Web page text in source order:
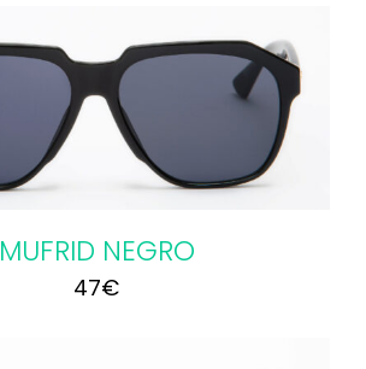
MUFRID NEGRO
47€